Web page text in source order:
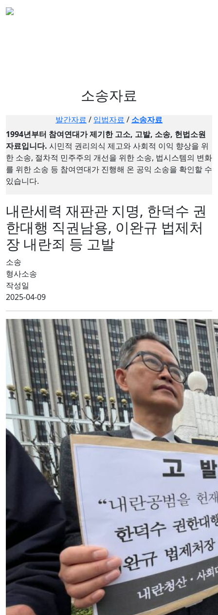
소송자료
발간자료 / 입법자료 / 소송자료
1994년부터 참여연대가 제기한 고소, 고발, 소송, 헌법소원
자료입니다. 시민적 권리의식 제고와 사회적 이익 향상을 위
한 소송, 절차적 민주주의 개선을 위한 소송, 법시스템의 변화
를 위한 소송 등 참여연대가 진행해 온 공익 소송을 확인할 수
있습니다.
내란세력 재판관 지명, 한덕수 권
한대행 직권남용, 이완규 법제처
장 내란죄 등 고발
소송
형사소송
작성일
2025-04-09